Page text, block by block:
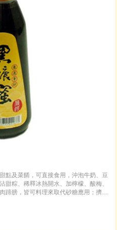
點及菜餚，可直接食用，沖泡牛奶、豆
甜粽、稀釋冰熱開水、加檸檬、酸梅、
蹄膀，皆可料理來取代砂糖應用；擠壓